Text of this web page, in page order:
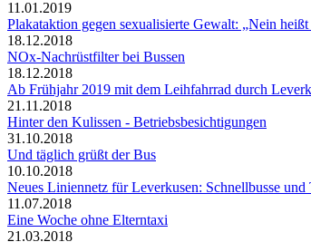
11.01.2019
Plakataktion gegen sexualisierte Gewalt: „Nein
18.12.2018
NOx-Nachrüstfilter bei Bussen
18.12.2018
Ab Frühjahr 2019 mit dem Leihfahrrad durch
21.11.2018
Hinter den Kulissen - Betriebsbesichtigungen
31.10.2018
Und täglich grüßt der Bus
10.10.2018
Neues Liniennetz für Leverkusen: Schnellbusse und
11.07.2018
Eine Woche ohne Elterntaxi
21.03.2018